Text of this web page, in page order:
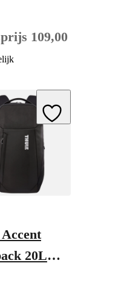
109,00
Add to Wishlist
20L